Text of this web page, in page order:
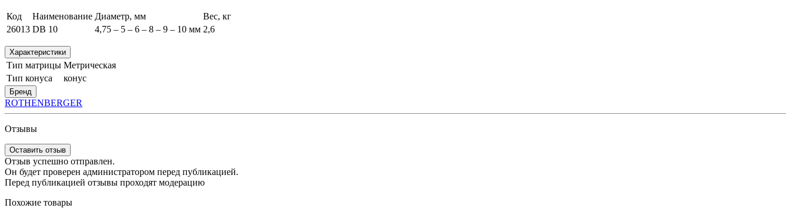
Код Наименование Диаметр, мм
Вес, кг
26013 DB 10 4,75 – 5 – 6 – 8 – 9 – 10 мм 2,6
Характеристики
Тип матрицы Метрическая
Тип конуса
конус
Бренд
ROTHENBERGER
Отзывы
Оставить отзыв
Отзыв успешно отправлен.
Он будет проверен администратором перед публикацией.
Перед публикацией отзывы проходят модерацию
Похожие товары